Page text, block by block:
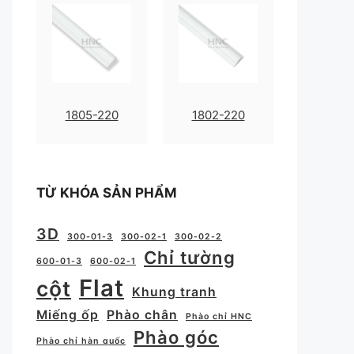
1805-220 1802-220
TỪ KHÓA SẢN PHẨM
3D 300-01-3 300-02-1 300-02-2
600-01-3 600-02-1 Chỉ tường
cột Flat
Khung tranh
Miếng ốp
Phào chân Phào chỉ HNC
Phào chỉ hàn quốc
Phào góc